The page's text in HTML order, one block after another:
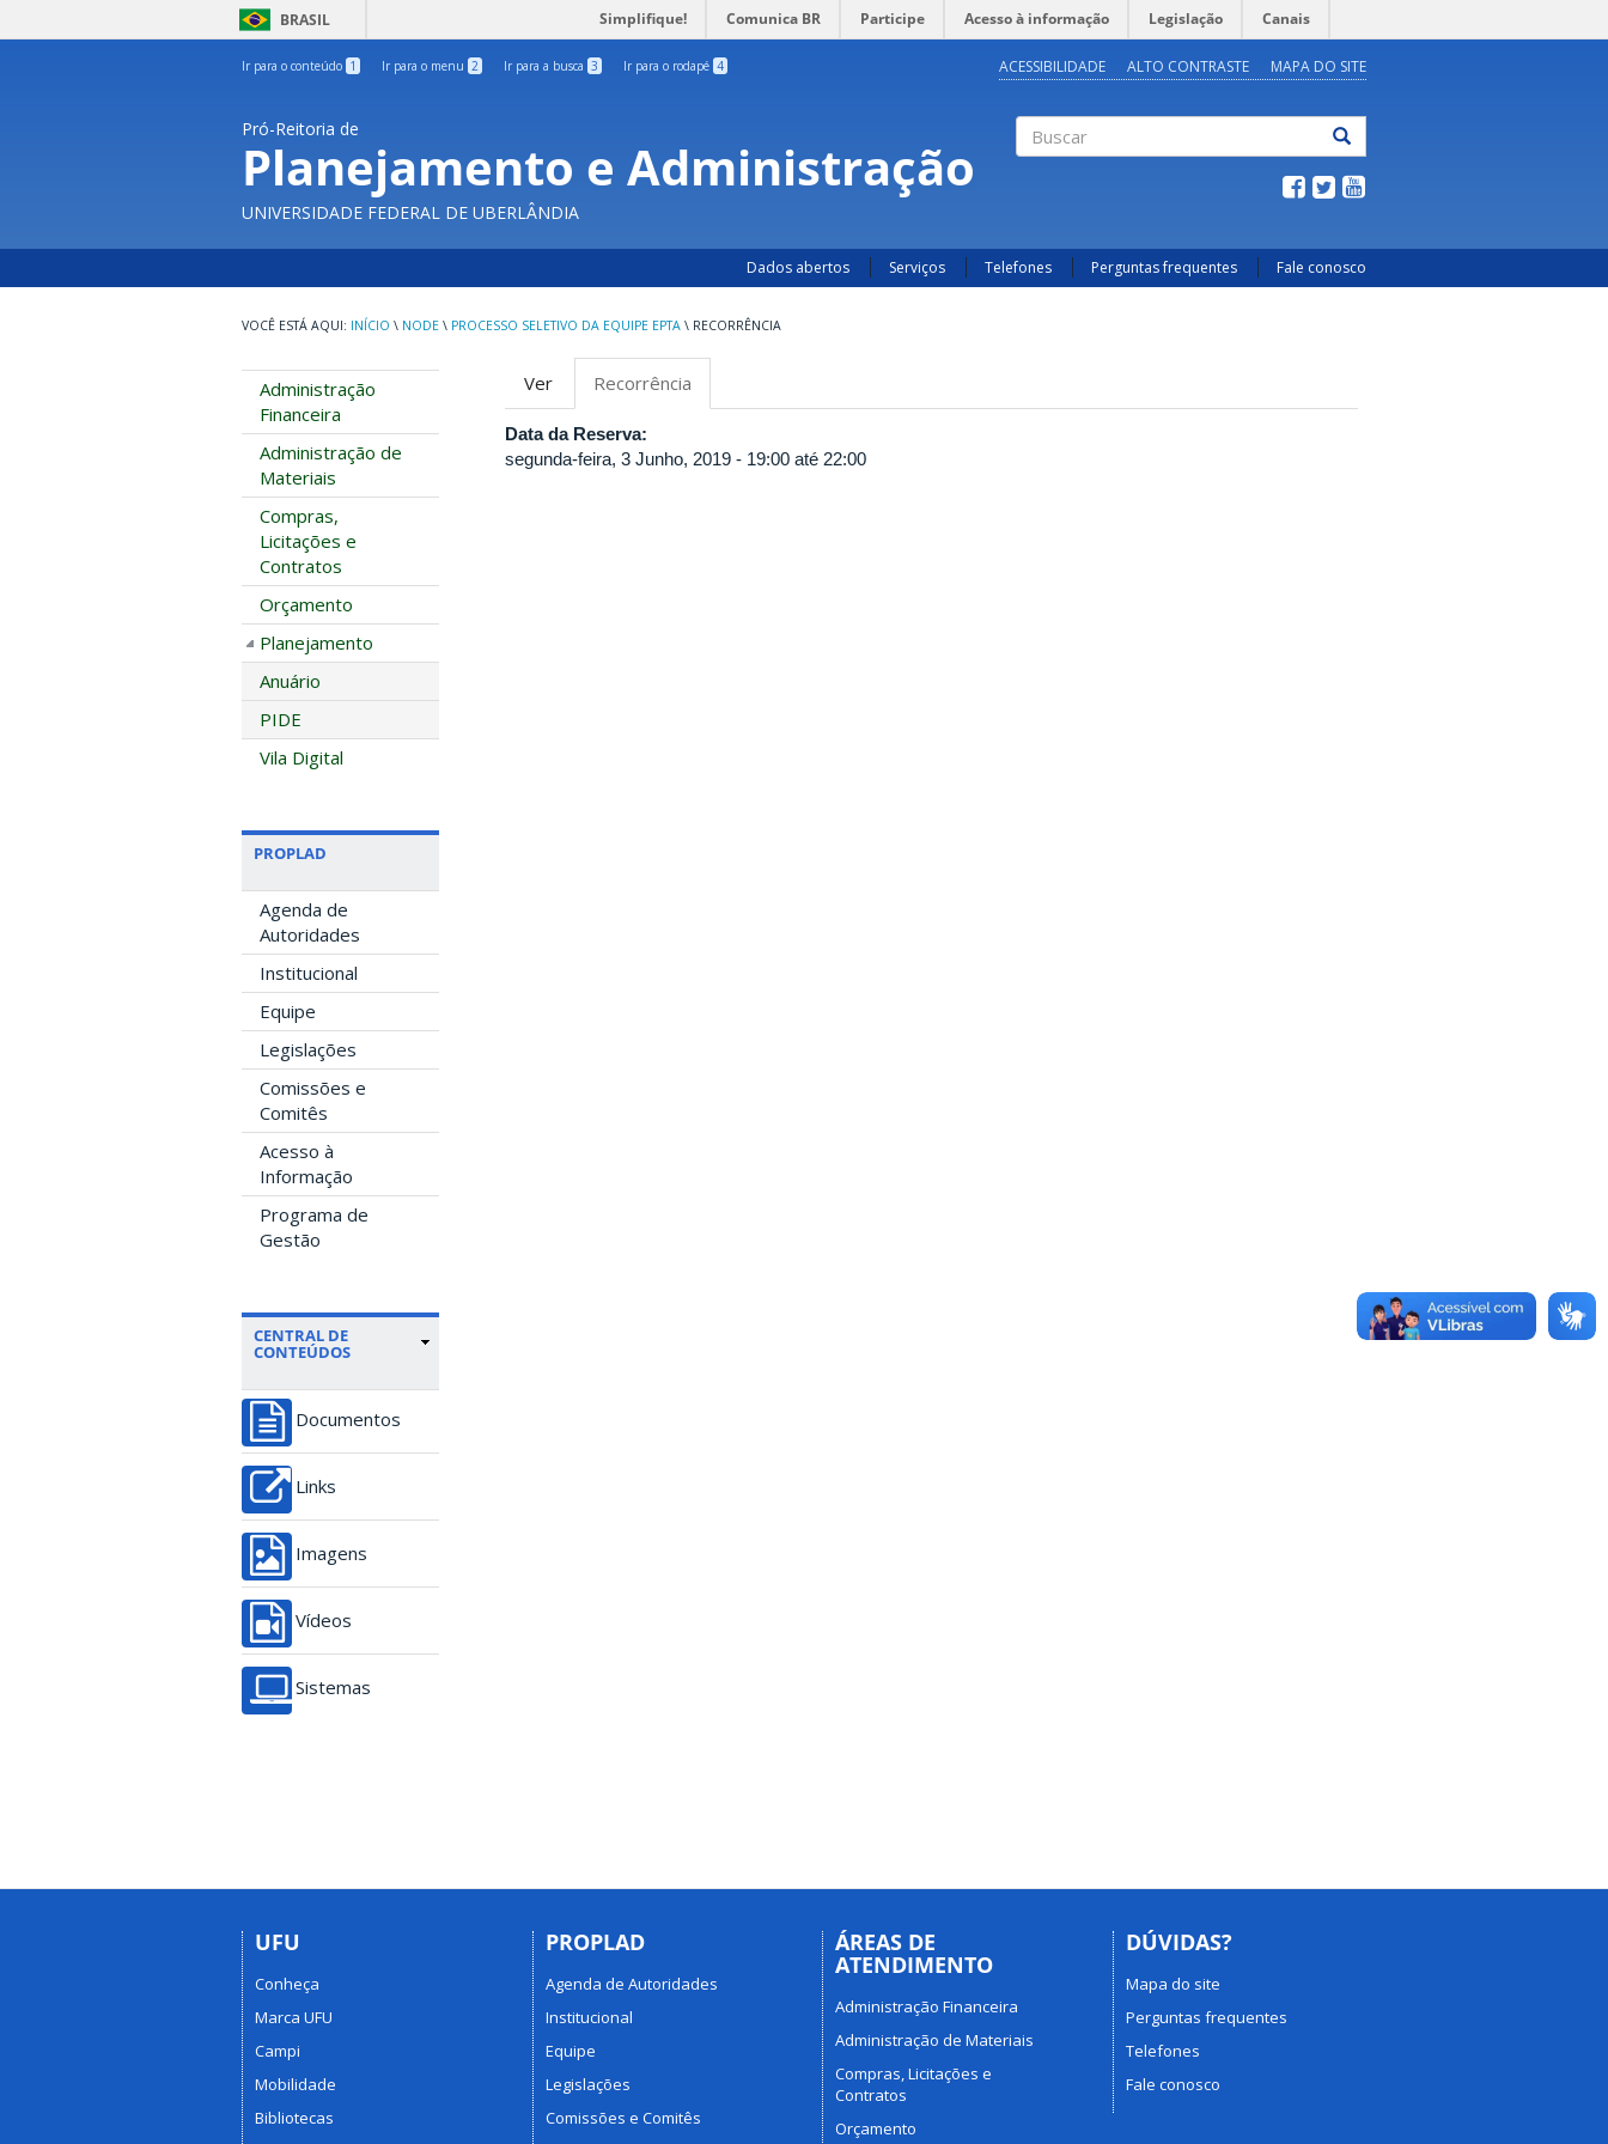
BRASIL Simplifique! Comunica BR Participe Acesso à informação Legislação Canais
Ir para o conteúdo 1 Ir para o menu 2 Ir para a busca 3 Ir para o rodapé 4 ACESSIBILIDADE ALTO CONTRASTE MAPA DO SITE
Pró-Reitoria de
Planejamento e Administração
UNIVERSIDADE FEDERAL DE UBERLÂNDIA
Dados abertos Serviços Telefones Perguntas frequentes Fale conosco
INÍCIO \ NODE \ PROCESSO SELETIVO DA EQUIPE EPTA \ RECORRÊNCIA
Administração
Financeira
Administração de
Materiais
Compras,
Licitações e
Contratos
Orçamento
Planejamento
Anuário
PIDE
Vila Digital
PROPLAD
Agenda de
Autoridades
Institucional
Equipe
Legislações
Comissões e
Comitês
Acesso à
Informação
Programa de
Gestão
CENTRAL DE
CONTEÚDOS
Documentos
Links
Imagens
Vídeos
Sistemas
Abas
primárias
Ver Recorrência
ativa)
Data da Reserva:
segunda-feira, 3 Junho, 2019 - 19:00 até 22:00
UFU
Conheça
Marca UFU
Campi
Mobilidade
Bibliotecas
PROPLAD
Agenda de Autoridades
Institucional
Equipe
Legislações
Comissões e Comitês
ÁREAS DE
ATENDIMENTO
Administração Financeira
Administração de Materiais
Compras, Licitações e
Contratos
Orçamento
DÚVIDAS?
Mapa do site
Perguntas frequentes
Telefones
Fale conosco